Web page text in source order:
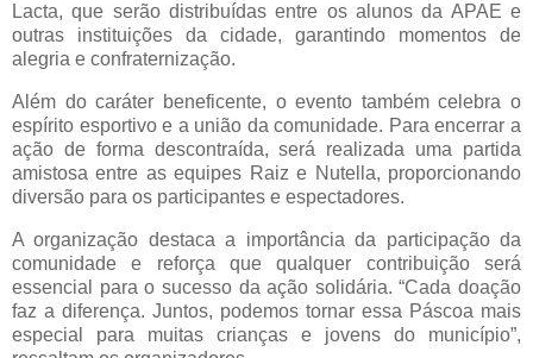
Lacta, que serão distribuídas entre os alunos da APAE e
outras instituições da cidade, garantindo momentos de
alegria e confraternização.
Além do caráter beneficente, o evento também celebra o
espírito esportivo e a união da comunidade. Para encerrar a
ação de forma descontraída, será realizada uma partida
amistosa entre as equipes Raiz e Nutella, proporcionando
diversão para os participantes e espectadores.
A organização destaca a importância da participação da
comunidade e reforça que qualquer contribuição será
essencial para o sucesso da ação solidária. “Cada doação
faz a diferença. Juntos, podemos tornar essa Páscoa mais
especial para muitas crianças e jovens do município”,